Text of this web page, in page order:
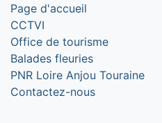
Page d'accueil
CCTVI
Office de tourisme
Balades fleuries
PNR Loire Anjou Touraine
Contactez-nous